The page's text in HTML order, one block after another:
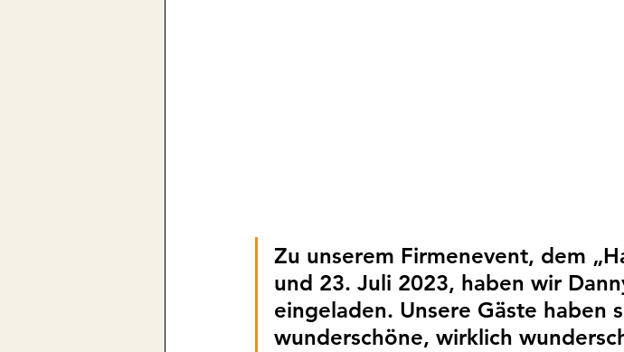
Zu unserem Firmenevent, dem
und 23. Juli 2023, haben wir
eingeladen. Unsere Gäste haben
wunderschöne, wirklich